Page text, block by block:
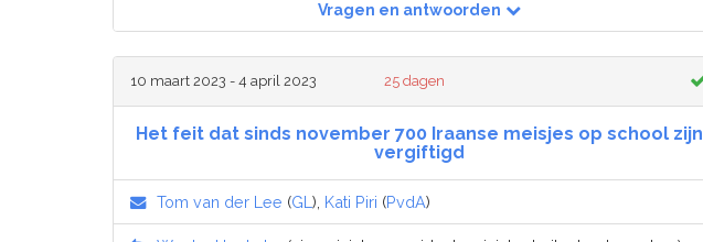
Vragen en antwoorden
10 maart 2023 - 4 april 2023 25 dagen
Het feit dat sinds november 700 Iraanse meisjes op school zijn
vergiftigd
Tom van der Lee (GL ), Kati Piri (PvdA)